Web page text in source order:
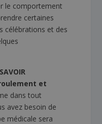
le comportement
certaines
célébrations et des
et
dans tout
avez besoin de
médicale sera